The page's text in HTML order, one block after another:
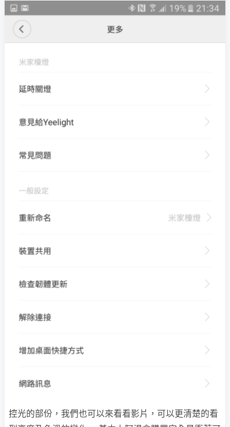
控光的部份，我們也可以來看看影片，可以更清楚的看